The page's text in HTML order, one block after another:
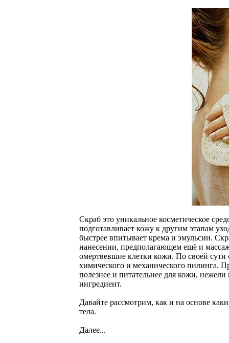
Скраб это уникальное косметическое
подготавливает кожу к другим этапам
быстрее впитывает крема и эмульсии.
нанесении, предполагающем ещё и
омертвевшие клетки кожи. По своей сути
химического и механического пилинга.
полезнее и питательнее для кожи,
ингредиент.
Давайте рассмотрим, как и на основе
тела.
Далее...